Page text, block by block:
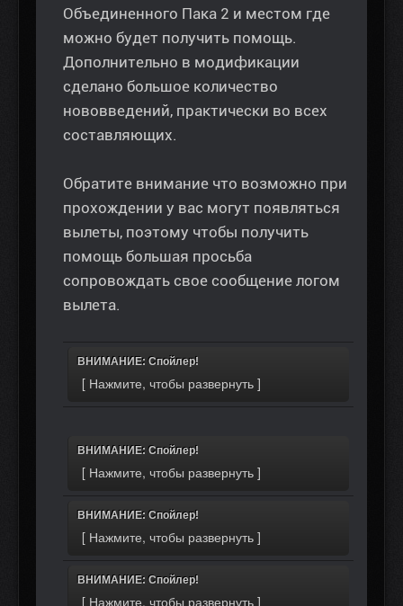
Объединенного Пака 2 и местом где
можно будет получить помощь.
Дополнительно в модификации
сделано большое количество
нововведений, практически во всех
составляющих.
Обратите внимание что возможно при
прохождении у вас могут появляться
вылеты, поэтому чтобы получить
помощь большая просьба
сопровождать свое сообщение логом
вылета.
ВНИМАНИЕ: Спойлер!
ВНИМАНИЕ: Спойлер!
ВНИМАНИЕ: Спойлер!
ВНИМАНИЕ: Спойлер!